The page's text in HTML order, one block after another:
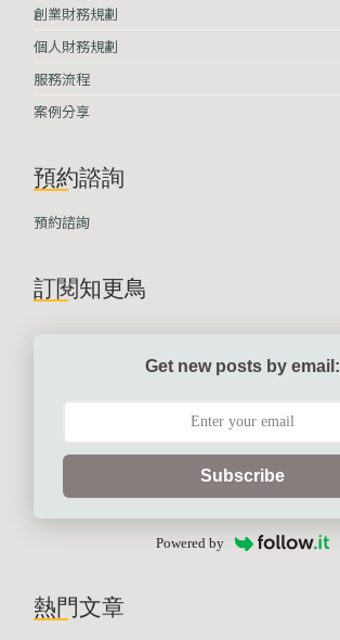
創業財務規劃
個人財務規劃
服務流程
案例分享
預約諮詢
預約諮詢
訂閱知更鳥
Get new posts by email:
Subscribe
Powered by
熱門文章